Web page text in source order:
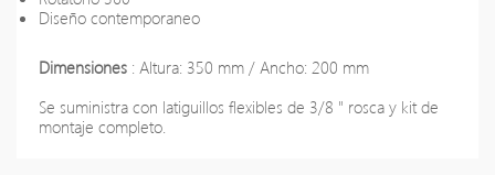
Diseño contemporaneo
Dimensiones : Altura: 350 mm / Ancho: 200 mm
Se suministra con latiguillos flexibles de 3/8 " rosca y kit de
montaje completo.